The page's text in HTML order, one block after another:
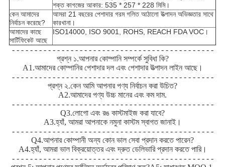
শক্ত কাগজের আকার: 535 * 257 * 228 মিমি।
কেন আমাদের
নির্বাচন করেছে?
আমরা 21 বছরের পেশাদার গরম গলিত আঠালো উত্পাদন অভিজ্ঞতার সাথে
কারখানা।
আমাদের কাছে
সার্টিফিকেট আছে
ISO14000, ISO 9001, ROHS, REACH FDA VOC।
- - - - - - - - - - - - - - - - - - - - - - - - - - - - - - - - - - - - - - - - - - - - -
প্রশ্ন ১.আপনার কোম্পানি সম্পর্কে সুবিধা কি?
A1.আমাদের কোম্পানির পেশাদার দল এবং পেশাদার উত্পাদন লাইন আছে।
- - - - - - - - - - - - - - - - - - - - - - - - - - - - - - - - - - - - - - - - - - - - -
প্রশ্ন ২.কেন আমি আপনার পণ্য নির্বাচন করা উচিত?
A2.আমাদের পণ্য উচ্চ মানের এবং কম দাম.
- - - - - - - - - - - - - - - - - - - - - - - - - - - - - - - - - - - - - - - - - - - - -
Q3.লোগো এবং রঙ কাস্টমাইজ করা যাবে?
A3.হ্যাঁ, আমরা আপনাকে নমুনা কাস্টম স্বাগত জানাই।
- - - - - - - - - - - - - - - - - - - - - - - - - - - - - - - - - - - - - - - - - - - - -
Q4.আপনার কোম্পানী অন্য কোন ভাল সেবা প্রদান করতে পারেন?
A4.হ্যাঁ, আমরা ভাল বিক্রয়োত্তর এবং দ্রুত ডেলিভারি প্রদান করতে পারি।
- - - - - - - - - - - - - - - - - - - - - - - - - - - - - - - - - - - - - - - - - - - - -